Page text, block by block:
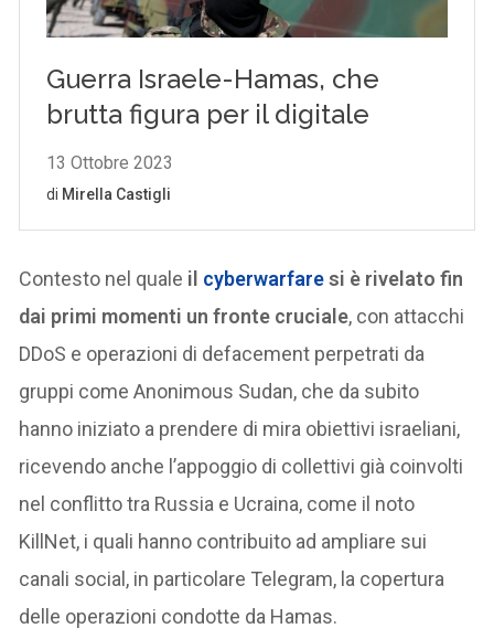
Contesto nel quale il cyberwarfaresi è rivelato fin
dai primi momenti un fronte cruciale, con attacchi
DDoS e operazioni di defacement perpetrati da
gruppi come Anonimous Sudan, che da subito
hanno iniziato a prendere di mira obiettivi israeliani,
ricevendo anche l’appoggio di collettivi già coinvolti
nel conflitto tra Russia e Ucraina, come il noto
KillNet, i quali hanno contribuito ad ampliare sui
canali social, in particolare Telegram, la copertura
delle operazioni condotte da Hamas.